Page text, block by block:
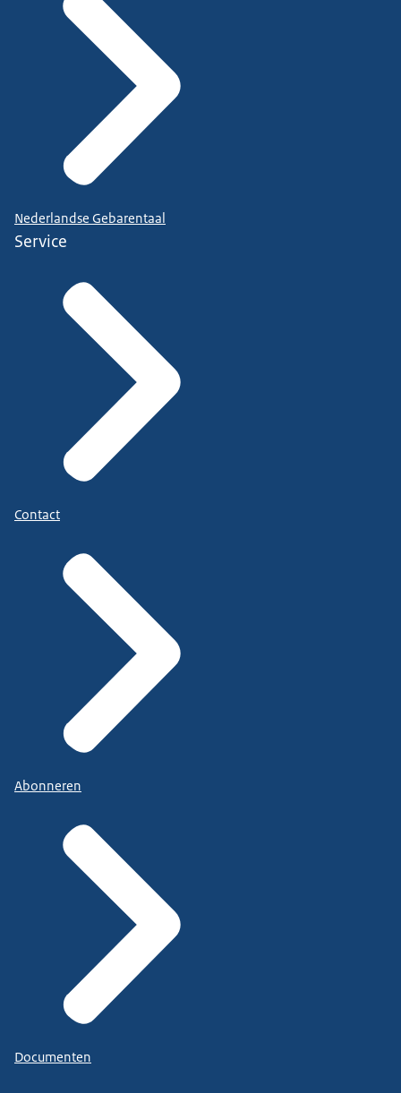
Nederlandse Gebarentaal
Service
Contact
Abonneren
Documenten